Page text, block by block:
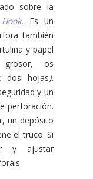
sobre la
. Es un
también
y papel
os
dos hojas).
y un
perforación.
un depósito
el truco. Si
y ajustar